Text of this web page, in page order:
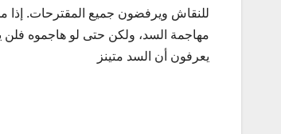
للنقاش ويرفضون جميع المقترحات. إذا
مهاجمة السد، ولكن حتى لو هاجموه فلن
يعرفون أن السد متينز